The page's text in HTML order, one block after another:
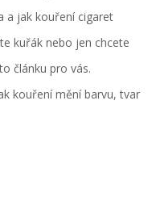
a jak kouření cigaret
kuřák nebo jen chcete
článku pro vás.
kouření mění barvu, tvar